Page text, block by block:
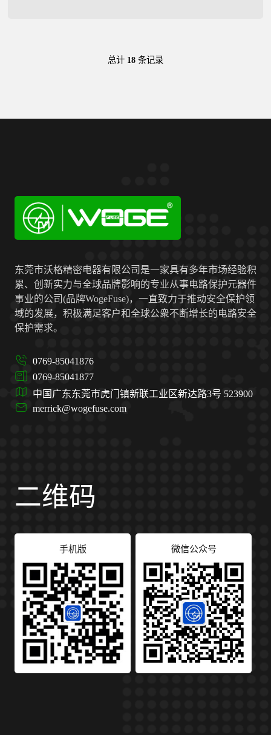
总计 18 条记录
东莞市沃格精密电器有限公司是一家具有多年市场经验积
累、创新实力与全球品牌影响的专业从事电路保护元器件
事业的公司(品牌WogeFuse)，一直致力于推动安全保护领
域的发展，积极满足客户和全球公衆不断增长的电路安全
保护需求。
0769-85041876
0769-85041877
中国广东东莞市虎门镇新联工业区新达路3号 523900
merrick@wogefuse.com
二维码
手机版 微信公众号